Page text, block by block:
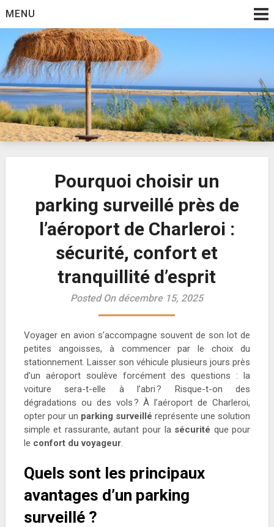
to
content
MENU
Annonce vacance
Pourquoi choisir un
parking surveillé près de
l’aéroport de Charleroi :
sécurité, confort et
tranquillité d’esprit
Posted On décembre 15, 2025
Voyager en avion s’accompagne souvent de son lot de
petites angoisses, à commencer par le choix du
stationnement. Laisser son véhicule plusieurs jours près
d’un aéroport soulève forcément des questions : la
voiture sera-t-elle à l’abri ? Risque-t-on des
dégradations ou des vols ? À l’aéroport de Charleroi,
opter pour un parking surveillé représente une solution
simple et rassurante, autant pour la sécurité que pour
le confort du voyageur.
Quels sont les principaux
avantages d’un parking
surveillé ?